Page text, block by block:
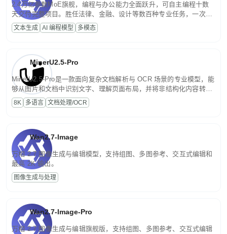
2.4万亿参数MoE旗舰，编程与办公能力全面跃升，可自主编程十数
天交付完整项目。胜任法律、金融、设计等数百种专业任务，一次对
话端到端交付生产级成果。原生视觉理解贯穿规划、执行与验证全流
程，支持超长文档与长视频的深度语义解析。长程任务中自主规划与
文本生成 AI 编程模型 多模态
MinerU2.5-Pro
MinerU2.5-Pro是一款面向复杂文档解析与 OCR 场景的专业模型，能
够从图片和文档中识别文字、理解页面布局，并将非结构化内容转换
为便于存储、检索和二次处理的结构化结果。
8K 多语言 文档处理/OCR
Wan2.7-Image
万相 2.7 图像生成与编辑模型，支持组图、多图参考、交互式编辑和
最高 2K 输出。
图像生成与处理
Wan2.7-Image-Pro
万相 2.7 图像生成与编辑旗舰版，支持组图、多图参考、交互式编辑